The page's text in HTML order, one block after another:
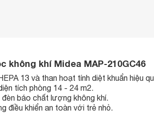
không khí Midea MAP-210GC46
13 và than hoạt tính diệt khuẩn hiệu
tích phòng 14 - 24 m2.
báo chất lượng không khí.
điều khiển an toàn với trẻ nhỏ.